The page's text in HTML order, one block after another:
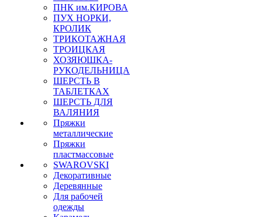
ПНК им.КИРОВА
ПУХ НОРКИ,
КРОЛИК
ТРИКОТАЖНАЯ
ТРОИЦКАЯ
ХОЗЯЮШКА-
РУКОДЕЛЬНИЦА
ШЕРСТЬ В
ТАБЛЕТКАХ
ШЕРСТЬ ДЛЯ
ВАЛЯНИЯ
Пряжки
металлические
Пряжки
пластмассовые
SWAROVSKI
Декоративные
Деревянные
Для рабочей
одежды